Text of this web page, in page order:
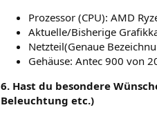
Prozessor (CPU): AMD
Aktuelle/Bisherige
Netzteil(Genaue
Gehäuse: Antec 900 von
6. Hast du besondere
Beleuchtung etc.)